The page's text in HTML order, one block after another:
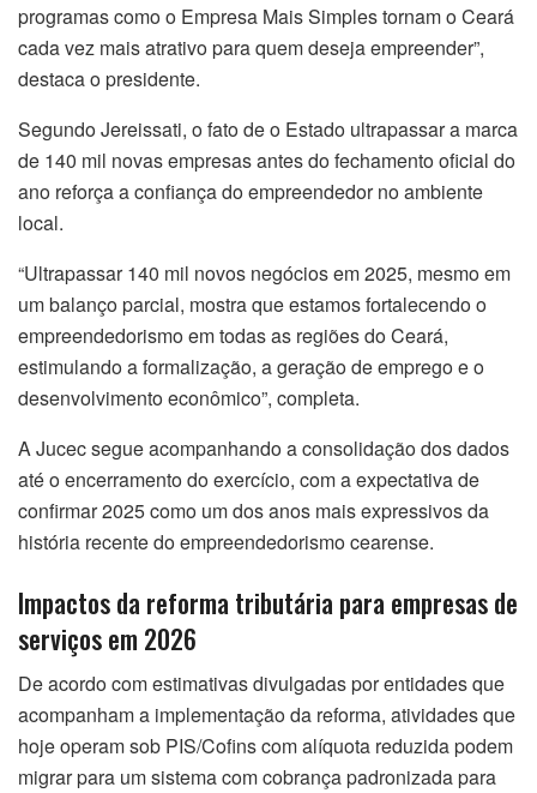
programas como o Empresa Mais Simples tornam o Ceará
cada vez mais atrativo para quem deseja empreender”,
destaca o presidente.
Segundo Jereissati, o fato de o Estado ultrapassar a marca
de 140 mil novas empresas antes do fechamento oficial do
ano reforça a confiança do empreendedor no ambiente
local.
“Ultrapassar 140 mil novos negócios em 2025, mesmo em
um balanço parcial, mostra que estamos fortalecendo o
empreendedorismo em todas as regiões do Ceará,
estimulando a formalização, a geração de emprego e o
desenvolvimento econômico”, completa.
A Jucec segue acompanhando a consolidação dos dados
até o encerramento do exercício, com a expectativa de
confirmar 2025 como um dos anos mais expressivos da
história recente do empreendedorismo cearense.
Impactos da reforma tributária para empresas de
serviços em 2026
De acordo com estimativas divulgadas por entidades que
acompanham a implementação da reforma, atividades que
hoje operam sob PIS/Cofins com alíquota reduzida podem
migrar para um sistema com cobrança padronizada para